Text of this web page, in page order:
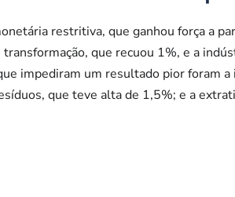
restritiva, que ganhou força a
que recuou 1%, e a
impediram um resultado pior foram
que teve alta de 1,5%; e a